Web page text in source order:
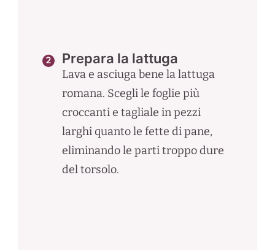
Prepara la lattuga
Lava e asciuga bene la lattuga
romana. Scegli le foglie più
croccanti e tagliale in pezzi
larghi quanto le fette di pane,
eliminando le parti troppo dure
del torsolo.